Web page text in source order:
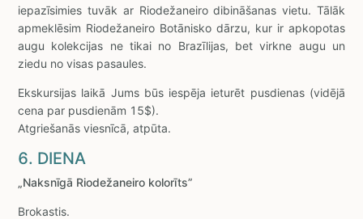
iepazīsimies tuvāk ar Riodežaneiro dibināšanas vietu. Tālāk
apmeklēsim Riodežaneiro Botānisko dārzu, kur ir apkopotas
augu kolekcijas ne tikai no Brazīlijas, bet virkne augu un
ziedu no visas pasaules.
Ekskursijas laikā Jums būs iespēja ieturēt pusdienas (vidējā
cena par pusdienām 15$).
Atgriešanās viesnīcā, atpūta.
6. DIENA
„Naksnīgā Riodežaneiro kolorīts”
Brokastis.